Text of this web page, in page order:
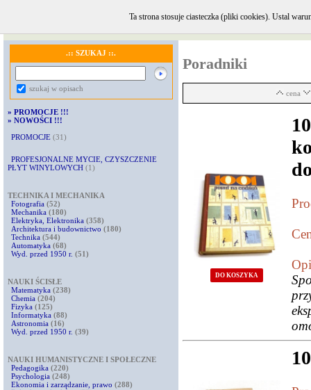
REGULAMIN · KOMENTARZE
.:: SZUKAJ ::.
szukaj w opisach
» PROMOCJE !!!
» NOWOŚCI !!!
PROMOCJE (31)
PROFESJONALNE MYCIE, CZYSZCZENIE
PŁYT WINYLOWYCH (1)
TECHNIKA I MECHANIKA
Fotografia (52)
Mechanika (180)
Elektryka, Elektronika (358)
Architektura i budownictwo (180)
Technika (544)
Automatyka (68)
Wyd. przed 1950 r. (51)
NAUKI ŚCISŁE
Matematyka (238)
Chemia (204)
Fizyka (125)
Informatyka (88)
Astronomia (16)
Wyd. przed 1950 r. (39)
NAUKI HUMANISTYCZNE I SPOŁECZNE
Pedagogika (220)
Psychologia (248)
Ekonomia i zarządzanie, prawo (288)
Poradniki
cena
DO KOSZYKA
Ta strona stosuje ciasteczka (pliki cookies). Ustal